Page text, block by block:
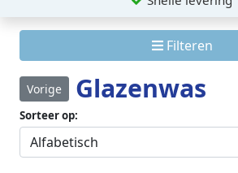
Filteren
Vorige Glazenwas
Sorteer op: